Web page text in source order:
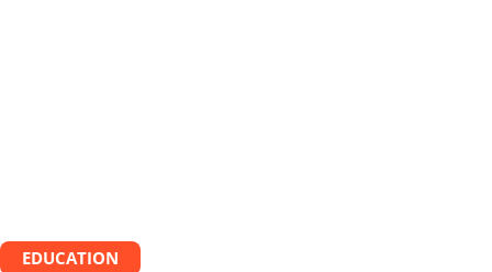
EDUCATION